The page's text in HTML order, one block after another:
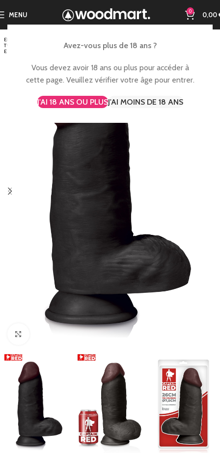
Avez-vous plus de 18 ans ?
Vous devez avoir 18 ans ou plus pour accéder à
cette page. Veuillez vérifier votre âge pour entrer.
J'AI 18 ANS OU PLUSJ'AI MOINS DE 18 ANS
MENU 0 0,00
EN RUP
TURE D
E STOC